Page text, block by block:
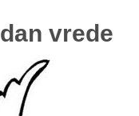
vrede